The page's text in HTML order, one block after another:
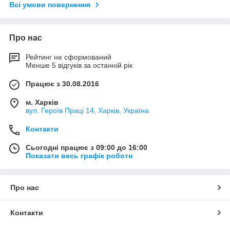
Всі умови повернення
Про нас
Рейтинг не сформований
Менше 5 відгуків за останній рік
Працює з 30.08.2016
м. Харків
вул. Героїв Праці 14, Харків, Україна
Контакти
Сьогодні працює з 09:00 до 16:00
Показати весь графік роботи
Про нас
Контакти